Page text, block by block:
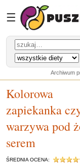
☰
Archiwum
Kolorowa
zapiekanka
warzywa pod
serem
ŚREDNIA OCENA: